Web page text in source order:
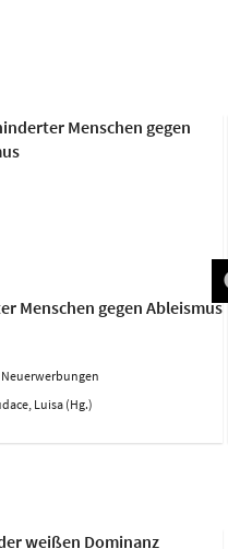
Menschen gegen Ableismus
Neuerwerbungen
Luisa (Hg.)